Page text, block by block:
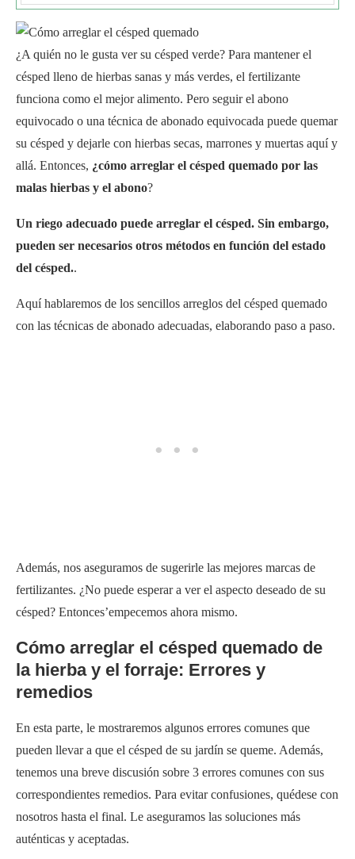
¿A quién no le gusta ver su césped verde? Para mantener el
césped lleno de hierbas sanas y más verdes, el fertilizante
funciona como el mejor alimento. Pero seguir el abono
equivocado o una técnica de abonado equivocada puede quemar
su césped y dejarle con hierbas secas, marrones y muertas aquí y
allá. Entonces, ¿cómo arreglar el césped quemado por las
malas hierbas y el abono?
Un riego adecuado puede arreglar el césped. Sin embargo,
pueden ser necesarios otros métodos en función del estado
del césped..
Aquí hablaremos de los sencillos arreglos del césped quemado
con las técnicas de abonado adecuadas, elaborando paso a paso.
Además, nos aseguramos de sugerirle las mejores marcas de
fertilizantes. ¿No puede esperar a ver el aspecto deseado de su
césped? Entonces’empecemos ahora mismo.
Cómo arreglar el césped quemado de
la hierba y el forraje: Errores y
remedios
En esta parte, le mostraremos algunos errores comunes que
pueden llevar a que el césped de su jardín se queme. Además,
tenemos una breve discusión sobre 3 errores comunes con sus
correspondientes remedios. Para evitar confusiones, quédese con
nosotros hasta el final. Le aseguramos las soluciones más
auténticas y aceptadas.